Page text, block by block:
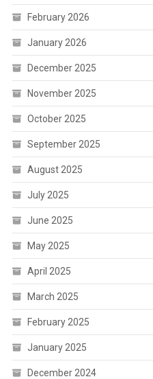
February 2026
January 2026
December 2025
November 2025
October 2025
September 2025
August 2025
July 2025
June 2025
May 2025
April 2025
March 2025
February 2025
January 2025
December 2024